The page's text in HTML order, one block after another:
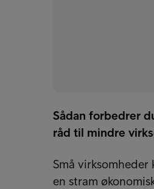
Sådan forbedrer
råd til mindre
Små
en stram